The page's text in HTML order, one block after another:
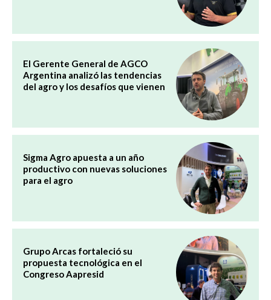
El Gerente General de AGCO
Argentina analizó las tendencias
del agro y los desafíos que vienen
Sigma Agro apuesta a un año
productivo con nuevas soluciones
para el agro
Grupo Arcas fortaleció su
propuesta tecnológica en el
Congreso Aapresid